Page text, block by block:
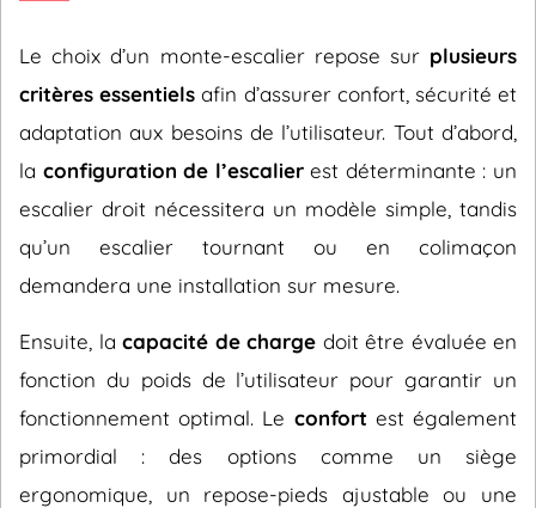
Le choix d’un monte-escalier repose sur plusieurs
critères essentiels afin d’assurer confort, sécurité et
adaptation aux besoins de l’utilisateur. Tout d’abord,
la configuration de l’escalierest déterminante : un
escalier droit nécessitera un modèle simple, tandis
qu’un escalier tournant ou en colimaçon
demandera une installation sur mesure.
Ensuite, la capacité de charge doit être évaluée en
fonction du poids de l’utilisateur pour garantir un
fonctionnement optimal. Le confort est également
primordial : des options comme un siège
ergonomique, un repose-pieds ajustable ou une